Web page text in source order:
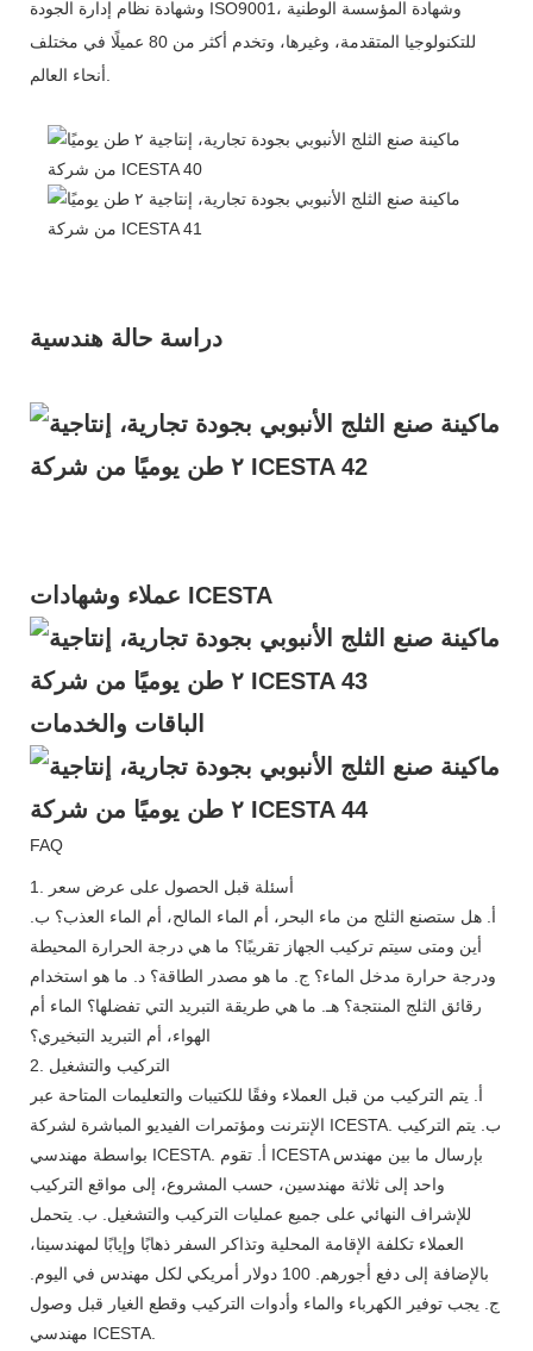
وشهادة نظام إدارة الجودة ISO9001، وشهادة المؤسسة الوطنية
للتكنولوجيا المتقدمة، وغيرها، وتخدم أكثر من 80 عميلًا في مختلف
دراسة حالة هندسية
عملاء وشهادات ICESTA
الباقات والخدمات
FAQ
1. أسئلة قبل الحصول على عرض سعر
أ. هل ستصنع الثلج من ماء البحر، أم الماء المالح، أم الماء العذب؟ ب.
أين ومتى سيتم تركيب الجهاز تقريبًا؟ ما هي درجة الحرارة المحيطة
ودرجة حرارة مدخل الماء؟ ج. ما هو مصدر الطاقة؟ د. ما هو استخدام
رقائق الثلج المنتجة؟ هـ. ما هي طريقة التبريد التي تفضلها؟ الماء أم
الهواء، أم التبريد التبخيري؟
2. التركيب والتشغيل
أ. يتم التركيب من قبل العملاء وفقًا للكتيبات والتعليمات المتاحة عبر
الإنترنت ومؤتمرات الفيديو المباشرة لشركة ICESTA. ب. يتم التركيب
بواسطة مهندسي ICESTA. أ. تقوم ICESTA بإرسال ما بين مهندس
واحد إلى ثلاثة مهندسين، حسب المشروع، إلى مواقع التركيب
للإشراف النهائي على جميع عمليات التركيب والتشغيل. ب. يتحمل
العملاء تكلفة الإقامة المحلية وتذاكر السفر ذهابًا وإيابًا لمهندسينا،
بالإضافة إلى دفع أجورهم. 100 دولار أمريكي لكل مهندس في اليوم.
ج. يجب توفير الكهرباء والماء وأدوات التركيب وقطع الغيار قبل وصول
مهندسي ICESTA.